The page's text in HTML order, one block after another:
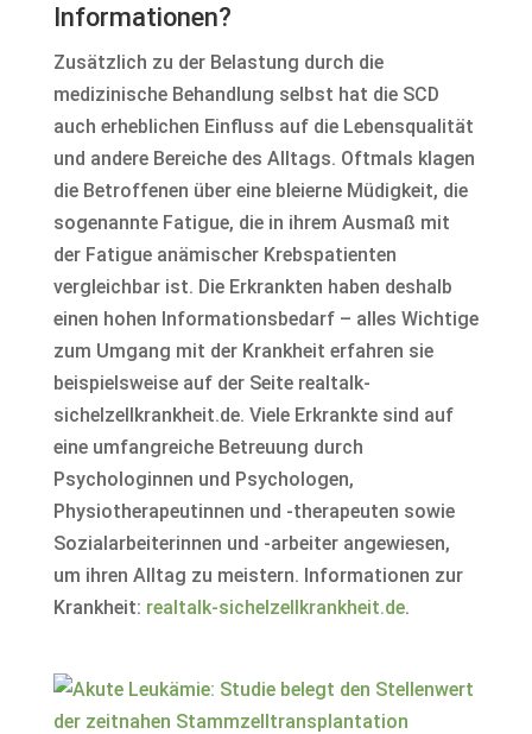
Informationen?
Zusätzlich zu der Belastung durch die
medizinische Behandlung selbst hat die SCD
auch erheblichen Einfluss auf die Lebensqualität
und andere Bereiche des Alltags. Oftmals klagen
die Betroffenen über eine bleierne Müdigkeit, die
sogenannte Fatigue, die in ihrem Ausmaß mit
der Fatigue anämischer Krebspatienten
vergleichbar ist. Die Erkrankten haben deshalb
einen hohen Informationsbedarf – alles Wichtige
zum Umgang mit der Krankheit erfahren sie
beispielsweise auf der Seite realtalk-
sichelzellkrankheit.de. Viele Erkrankte sind auf
eine umfangreiche Betreuung durch
Psychologinnen und Psychologen,
Physiotherapeutinnen und -therapeuten sowie
Sozialarbeiterinnen und -arbeiter angewiesen,
um ihren Alltag zu meistern. Informationen zur
Krankheit: realtalk-sichelzellkrankheit.de.